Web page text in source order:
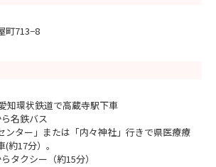
町713−8
知環状鉄道で高蔵寺駅下車
名鉄バス
ンター」または「内々神社」行きで県医療療
約17分）。
タクシー（約15分）